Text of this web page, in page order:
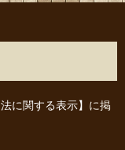
に関する表示】 に掲